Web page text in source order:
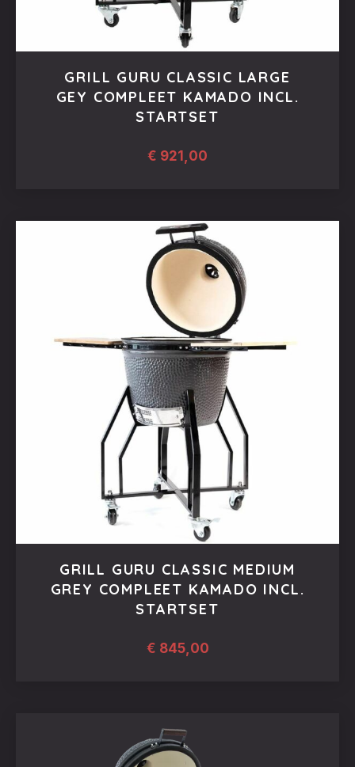
GRILL GURU CLASSIC LARGE
GEY COMPLEET KAMADO INCL.
STARTSET
€ 921,00
GRILL GURU CLASSIC MEDIUM
GREY COMPLEET KAMADO INCL.
STARTSET
€ 845,00